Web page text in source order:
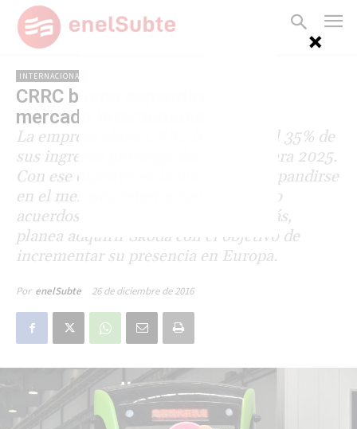
INTERNACIONAL
CRRC busca expandirse en el
mercado internacional
La empresa china CRRC busca que el 35% de
sus ingresos provenga del exterior para 2025.
Con ese objetivo en la mira, busca expandirse
en el mercado internacional, sellando
acuerdos con distintos países. Además,
planea adquirir Škoda con el objetivo de
incrementar su presencia en Europa.
Por enelSubte 26 de diciembre de 2016